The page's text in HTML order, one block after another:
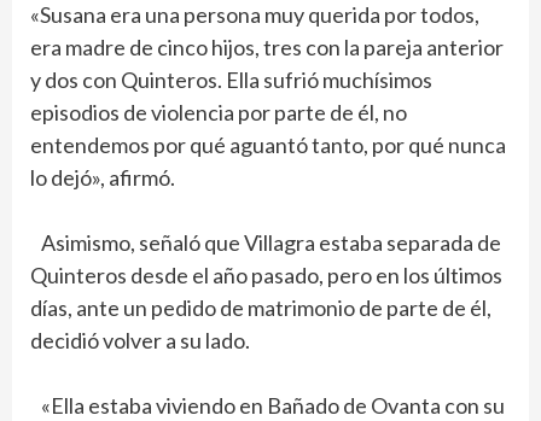
«Susana era una persona muy querida por todos,
era madre de cinco hijos, tres con la pareja anterior
y dos con Quinteros. Ella sufrió muchísimos
episodios de violencia por parte de él, no
entendemos por qué aguantó tanto, por qué nunca
lo dejó», afirmó.
Asimismo, señaló que Villagra estaba separada de
Quinteros desde el año pasado, pero en los últimos
días, ante un pedido de matrimonio de parte de él,
decidió volver a su lado.
«Ella estaba viviendo en Bañado de Ovanta con su